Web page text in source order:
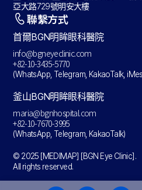
亞大路729號明安大樓
聯繫方式
首爾BGN明眸眼科醫院
info@bgneyeclinic.com
+82-10-3435-5770
(WhatsApp, Telegram, KakaoTalk,
釜山BGN明眸眼科醫院
maria@bgnhospital.com
+82-10-7670-3995
(WhatsApp, Telegram, KakaoTalk)
© 2025 [MEDIMAP] [BGN Eye Clinic].
All rights reserved.